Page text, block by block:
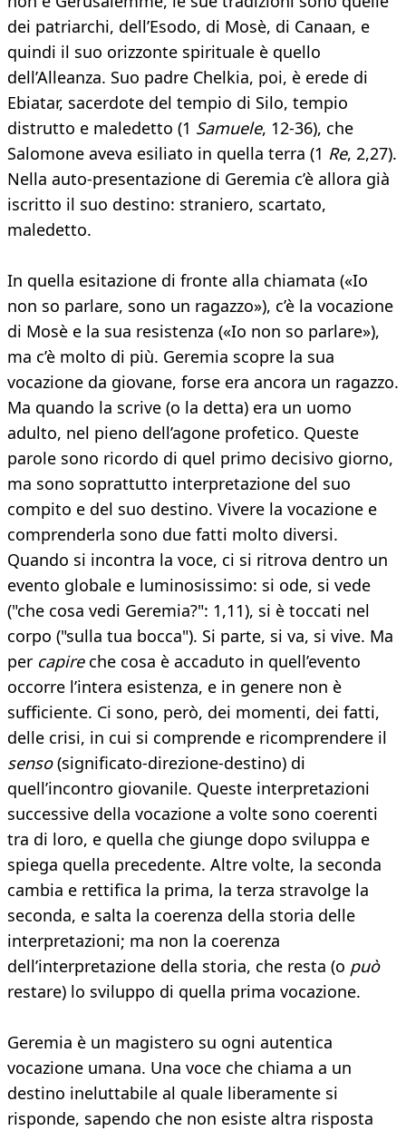
dei patriarchi, dell’Esodo, di Mosè, di Canaan, e
quindi il suo orizzonte spirituale è quello
dell’Alleanza. Suo padre Chelkia, poi, è erede di
Ebiatar, sacerdote del tempio di Silo, tempio
distrutto e maledetto (1 Samuele, 12-36), che
Salomone aveva esiliato in quella terra (1 Re, 2,27).
Nella auto-presentazione di Geremia c’è allora già
iscritto il suo destino: straniero, scartato,
maledetto.
In quella esitazione di fronte alla chiamata («Io
non so parlare, sono un ragazzo»), c’è la vocazione
di Mosè e la sua resistenza («Io non so parlare»),
ma c’è molto di più. Geremia scopre la sua
vocazione da giovane, forse era ancora un ragazzo.
Ma quando la scrive (o la detta) era un uomo
adulto, nel pieno dell’agone profetico. Queste
parole sono ricordo di quel primo decisivo giorno,
ma sono soprattutto interpretazione del suo
compito e del suo destino. Vivere la vocazione e
comprenderla sono due fatti molto diversi.
Quando si incontra la voce, ci si ritrova dentro un
evento globale e luminosissimo: si ode, si vede
("che cosa vedi Geremia?": 1,11), si è toccati nel
corpo ("sulla tua bocca"). Si parte, si va, si vive. Ma
per capireche cosa è accaduto in quell’evento
occorre l’intera esistenza, e in genere non è
sufficiente. Ci sono, però, dei momenti, dei fatti,
delle crisi, in cui si comprende e ricomprendere il
senso(significato-direzione-destino) di
quell’incontro giovanile. Queste interpretazioni
successive della vocazione a volte sono coerenti
tra di loro, e quella che giunge dopo sviluppa e
spiega quella precedente. Altre volte, la seconda
cambia e rettifica la prima, la terza stravolge la
seconda, e salta la coerenza della storia delle
interpretazioni; ma non la coerenza
dell’interpretazione della storia, che resta (o può
restare) lo sviluppo di quella prima vocazione.
Geremia è un magistero su ogni autentica
vocazione umana. Una voce che chiama a un
destino ineluttabile al quale liberamente si
risponde, sapendo che non esiste altra risposta